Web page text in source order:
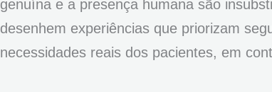
genuína e a presença humana são
desenhem experiências que priorizam
necessidades reais dos pacientes, em